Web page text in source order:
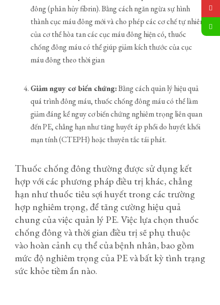
đông (phân hủy fibrin). Bằng cách ngăn ngừa sự hình
thành cục máu đông mới và cho phép các cơ chế tự nhiên
của cơ thể hòa tan các cục máu đông hiện có, thuốc
chống đông máu có thể giúp giảm kích thước của cục
máu đông theo thời gian
Giảm nguy cơ biến chứng:Bằng cách quản lý hiệu quả
quá trình đông máu, thuốc chống đông máu có thể làm
giảm đáng kể nguy cơ biến chứng nghiêm trọng liên quan
đến PE, chẳng hạn như tăng huyết áp phổi do huyết khối
mạn tính (CTEPH) hoặc thuyên tắc tái phát.
Thuốc chống đông thường được sử dụng kết
hợp với các phương pháp điều trị khác, chẳng
hạn như thuốc tiêu sợi huyết trong các trường
hợp nghiêm trọng, để tăng cường hiệu quả
chung của việc quản lý PE. Việc lựa chọn thuốc
chống đông và thời gian điều trị sẽ phụ thuộc
vào hoàn cảnh cụ thể của bệnh nhân, bao gồm
mức độ nghiêm trọng của PE và bất kỳ tình trạng
sức khỏe tiềm ẩn nào.